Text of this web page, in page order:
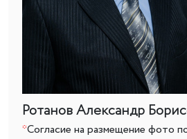
Ротанов Александр
*Согласие на размещение фото